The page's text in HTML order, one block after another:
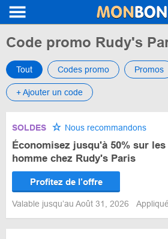
Code promo Rudy's
Tout Codes promo Promos
+ Ajouter un code
SOLDES Nous recommandons
Économisez jusqu'à 50% sur
homme chez Rudy's Paris
Profitez de l’offre
Valable jusqu’au Août 31, 2026